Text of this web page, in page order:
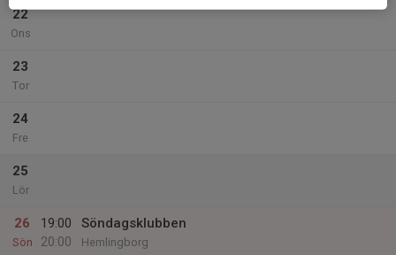
22
Ons
23
Tor
24
Fre
25
Lör
26
Sön
19:00
20:00
Söndagsklubben
Hemlingborg